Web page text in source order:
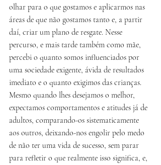
olhar para o que gostamos e aplicarmos nas
áreas de que não gostamos tanto e, a partir
daí, criar um plano de resgate. Nesse
percurso, e mais tarde também como mãe,
percebi o quanto somos influenciados por
uma sociedade exigente, ávida de resultados
imediato e o quanto exigimos das crianças.
Mesmo quando lhes desejamos o melhor,
expectamos comportamentos e atitudes já de
adultos, comparando-os sistematicamente
aos outros, deixando-nos engolir pelo medo
de não ter uma vida de sucesso, sem parar
para refletir o que realmente isso significa, e,